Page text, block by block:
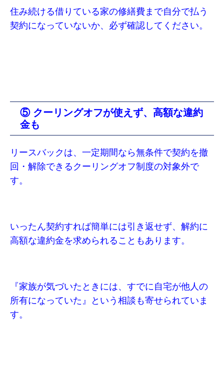
住み続ける借りている家の修繕費まで自分で払う
契約になっていないか、必ず確認してください。
⑤ クーリングオフが使えず、高額な違約
金も
リースバックは、一定期間なら無条件で契約を撤
回・解除できるクーリングオフ制度の対象外で
す。
いったん契約すれば簡単には引き返せず、解約に
高額な違約金を求められることもあります。
『家族が気づいたときには、すでに自宅が他人の
所有になっていた』という相談も寄せられていま
す。